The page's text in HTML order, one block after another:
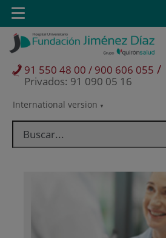
Saltar al contenido
Saltar
contenido
Selector
idioma
International version
91 550 48 00 / 900 606 055 /
Privados: 91 090 05 16
Toggle
navigation